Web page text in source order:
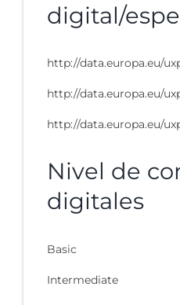
digital/
http://data.europa.eu/
http://data.europa.eu/
http://data.europa.eu/
Nivel de
digitales
Basic
Intermediate